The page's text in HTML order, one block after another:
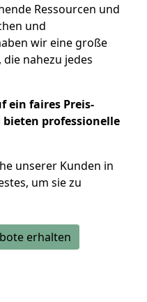
Ressourcen und
und
wir eine große
nahezu jedes
ein faires Preis-
professionelle
unserer Kunden in
um sie zu
erhalten